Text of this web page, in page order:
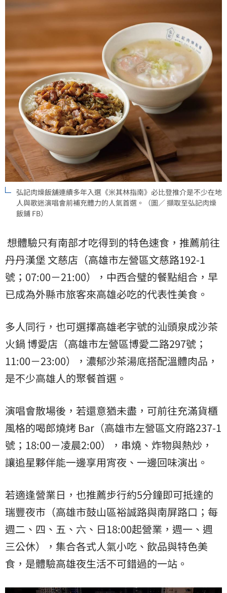
弘記肉燥飯舖連續多年入選《米其林指南》必比登推介是不少在地
人與歌迷演唱會前補充體力的人氣首選。（圖／ 擷取至弘記肉燥
飯鋪 FB）
想體驗只有南部才吃得到的特色速食，推薦前往
丹丹漢堡 文慈店（高雄市左營區文慈路192-1
號；07:00－21:00），中西合璧的餐點組合，早
已成為外縣市旅客來高雄必吃的代表性美食。
多人同行，也可選擇高雄老字號的汕頭泉成沙茶
火鍋 博愛店（高雄市左營區博愛二路297號；
11:00－23:00），濃郁沙茶湯底搭配溫體肉品，
是不少高雄人的聚餐首選。
演唱會散場後，若還意猶未盡，可前往充滿貨櫃
風格的喝郎燒烤 Bar（高雄市左營區文府路237-1
號；18:00－凌晨2:00），串燒、炸物與熱炒，
讓追星夥伴能一邊享用宵夜、一邊回味演出。
若適逢營業日，也推薦步行約5分鐘即可抵達的
瑞豐夜市（高雄市鼓山區裕誠路與南屏路口；每
週二、四、五、六、日18:00起營業，週一、週
三公休），集合各式人氣小吃、飲品與特色美
食，是體驗高雄夜生活不可錯過的一站。